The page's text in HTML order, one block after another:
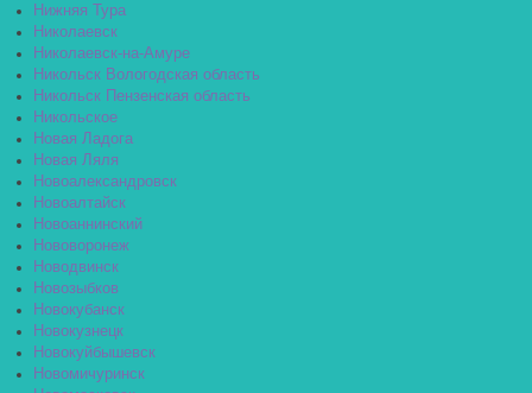
Нижняя Тура
Николаевск
Николаевск-на-Амуре
Никольск Вологодская область
Никольск Пензенская область
Никольское
Новая Ладога
Новая Ляля
Новоалександровск
Новоалтайск
Новоаннинский
Нововоронеж
Новодвинск
Новозыбков
Новокубанск
Новокузнецк
Новокуйбышевск
Новомичуринск